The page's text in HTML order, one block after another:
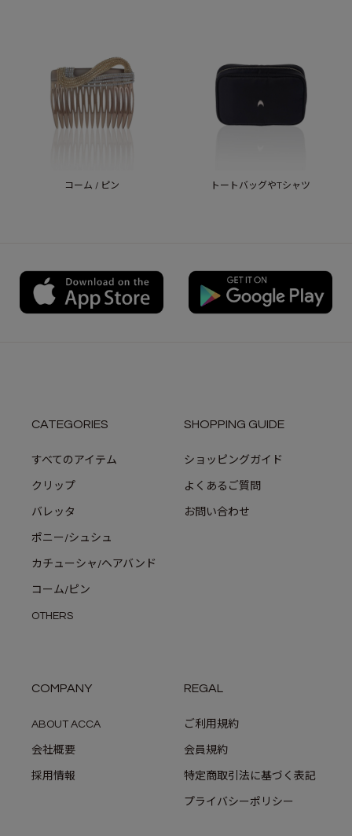
コーム / ピン トートバッグやTシャツ
CATEGORIES
すべてのアイテム
クリップ
バレッタ
ポニー/シュシュ
カチューシャ/ヘアバンド
コーム/ピン
OTHERS
SHOPPING GUIDE
ショッピングガイド
よくあるご質問
お問い合わせ
COMPANY
ABOUT ACCA
会社概要
採用情報
REGAL
ご利用規約
会員規約
特定商取引法に基づく表記
プライバシーポリシー